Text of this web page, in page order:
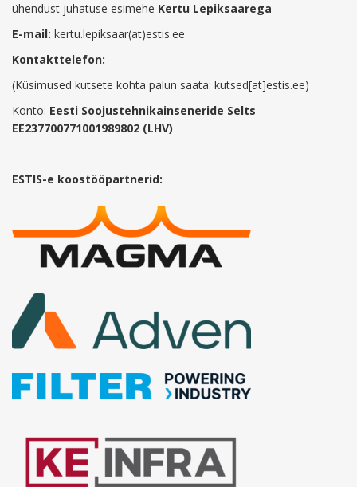
ühendust juhatuse esimehe Kertu Lepiksaarega
E-mail: kertu.lepiksaar(at)estis.ee
Kontakttelefon:
(Küsimused kutsete kohta palun saata: kutsed[at]estis.ee)
Konto: Eesti Soojustehnikainseneride Selts
EE237700771001989802 (LHV)
ESTIS-e koostööpartnerid: